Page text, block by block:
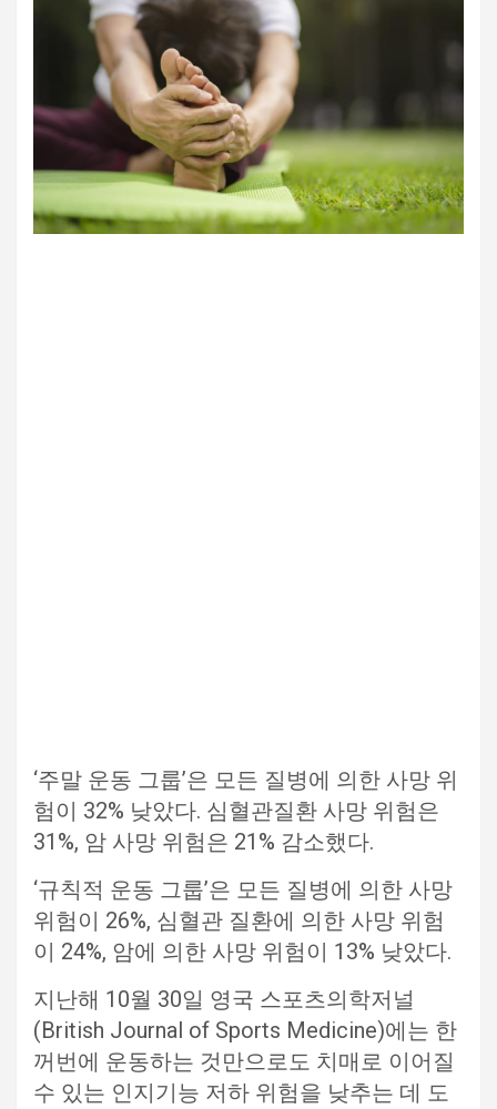
‘주말 운동 그룹’은 모든 질병에 의한 사망 위
험이 32% 낮았다. 심혈관질환 사망 위험은
31%, 암 사망 위험은 21% 감소했다.
‘규칙적 운동 그룹’은 모든 질병에 의한 사망
위험이 26%, 심혈관 질환에 의한 사망 위험
이 24%, 암에 의한 사망 위험이 13% 낮았다.
지난해 10월 30일 영국 스포츠의학저널
(British Journal of Sports Medicine)에는 한
꺼번에 운동하는 것만으로도 치매로 이어질
수 있는 인지기능 저하 위험을 낮추는 데 도